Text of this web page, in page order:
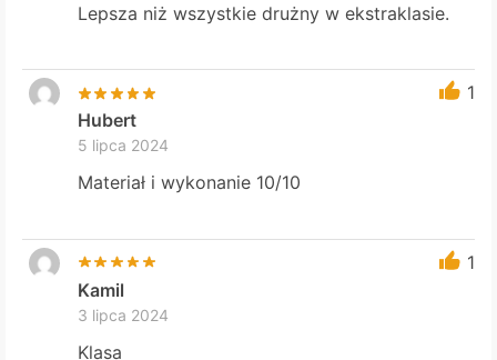
Lepsza niż wszystkie drużny w ekstraklasie.
1
Hubert
5 lipca 2024
Materiał i wykonanie 10/10
1
Kamil
3 lipca 2024
Klasa